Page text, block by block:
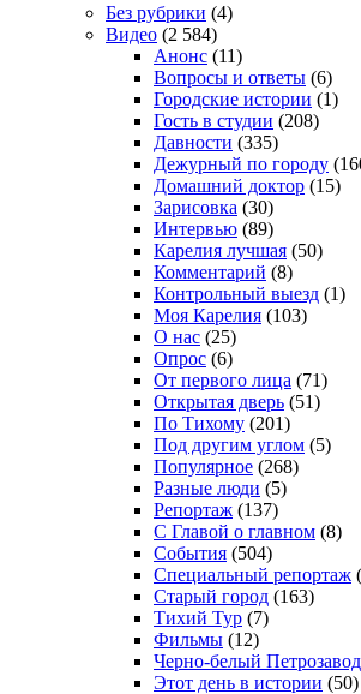
Без рубрики (4)
Видео (2 584)
Анонс (11)
Вопросы и ответы (6)
Городские истории (1)
Гость в студии (208)
Давности (335)
Дежурный по городу
Домашний доктор (15)
Зарисовка (30)
Интервью (89)
Карелия лучшая (50)
Комментарий (8)
Контрольный выезд (1)
Моя Карелия (103)
О нас (25)
Опрос (6)
От первого лица (71)
Открытая дверь (51)
По Тихому (201)
Под другим углом (5)
Популярное (268)
Разные люди (5)
Репортаж (137)
С Главой о главном (8)
События (504)
Специальный репортаж
Старый город (163)
Тихий Тур (7)
Фильмы (12)
Черно-белый
Этот день в истории (50)